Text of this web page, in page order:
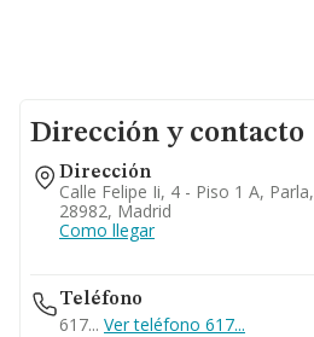
Dirección y contacto
Dirección
Calle Felipe Ii, 4 - Piso 1 A, Parla,
28982, Madrid
Como llegar
Teléfono
617... Ver teléfono 617...